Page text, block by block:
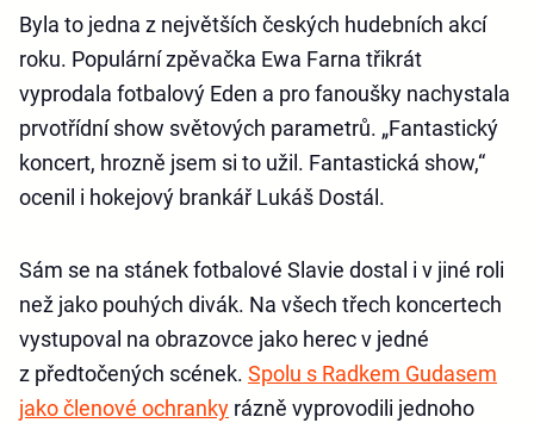
Byla to jedna z největších českých hudebních akcí
roku. Populární zpěvačka Ewa Farna třikrát
vyprodala fotbalový Eden a pro fanoušky nachystala
prvotřídní show světových parametrů. „Fantastický
koncert, hrozně jsem si to užil. Fantastická show,“
ocenil i hokejový brankář Lukáš Dostál.
Sám se na stánek fotbalové Slavie dostal i v jiné roli
než jako pouhých divák. Na všech třech koncertech
vystupoval na obrazovce jako herec v jedné
z předtočených scének. Spolu s Radkem Gudasem
jako členové ochranky rázně vyprovodili jednoho